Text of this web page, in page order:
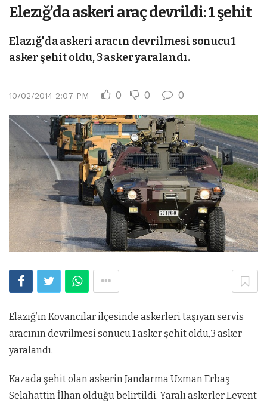
Elezığ’da askeri araç devrildi: 1 şehit
Elazığ'da askeri aracın devrilmesi sonucu 1
asker şehit oldu, 3 asker yaralandı.
10/02/2014 2:07 PM 0 0 0
Elazığ’ın Kovancılar ilçesinde askerleri taşıyan servis
aracının devrilmesi sonucu 1 asker şehit oldu,3 asker
yaralandı.
Kazada şehit olan askerin Jandarma Uzman Erbaş
Selahattin İlhan olduğu belirtildi. Yaralı askerler Levent